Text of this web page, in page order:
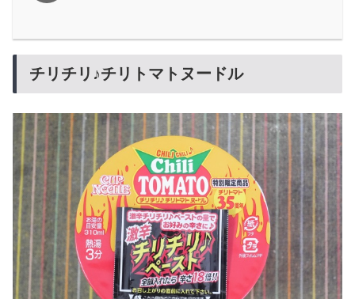
チリチリ♪チリトマトヌードル